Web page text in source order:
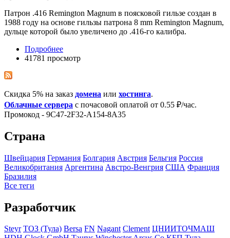
Патрон .416 Remington Magnum в поясковой гильзе создан в
1988 году на основе гильзы патрона 8 mm Remington Magnum,
дульце которой было увеличено до .416-го калибра.
Подробнее
41781 просмотр
Скидка 5% на заказ домена или хостинга.
Облачные сервера с почасовой оплатой от 0.55 ₽/час.
Промокод - 9C47-2F32-A154-8A35
Страна
Швейцария Германия Болгария Австрия Бельгия Росcия
Великобритания Аргентина Австро-Венгрия США Франция
Бразилия
Все теги
Разработчик
Steyr ТОЗ (Тула) Bersa FN Nagant Clement ЦНИИТОЧМАШ